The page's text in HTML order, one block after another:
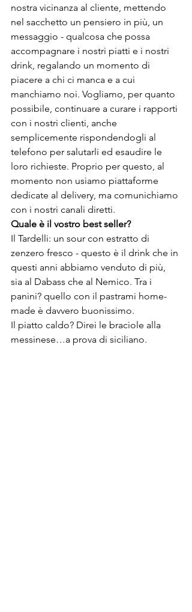
nostra vicinanza al cliente, mettendo
nel sacchetto un pensiero in più, un
messaggio - qualcosa che possa
accompagnare i nostri piatti e i nostri
drink, regalando un momento di
piacere a chi ci manca e a cui
manchiamo noi. Vogliamo, per quanto
possibile, continuare a curare i rapporti
con i nostri clienti, anche
semplicemente rispondendogli al
telefono per salutarli ed esaudire le
loro richieste. Proprio per questo, al
momento non usiamo piattaforme
dedicate al delivery, ma comunichiamo
con i nostri canali diretti.
Quale è il vostro best seller?
Il Tardelli: un sour con estratto di
zenzero fresco - questo è il drink che in
questi anni abbiamo venduto di più,
sia al Dabass che al Nemico. Tra i
panini? quello con il pastrami home-
made è davvero buonissimo.
Il piatto caldo? Direi le braciole alla
messinese…a prova di siciliano.